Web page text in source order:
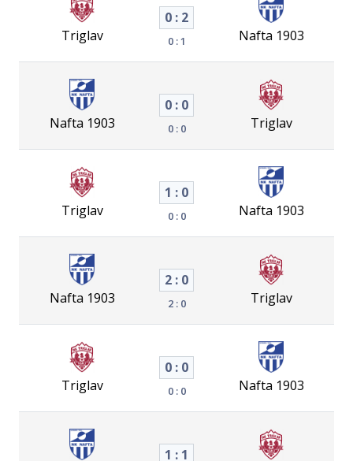
Triglav
0 : 2
0 : 1 Nafta 1903
Nafta 1903
0 : 0
0 : 0 Triglav
Triglav
1 : 0
0 : 0 Nafta 1903
Nafta 1903
2 : 0
2 : 0 Triglav
Triglav
0 : 0
0 : 0 Nafta 1903
1 : 1